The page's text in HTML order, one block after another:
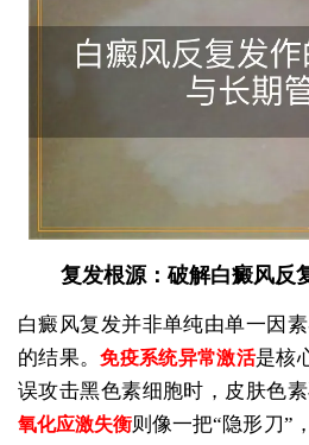
复发根源：破解白癜风反
白癜风复发并非单纯由单一因
的结果。免疫系统异常激活是核
误攻击黑色素细胞时，皮肤色
氧化应激失衡则像一把“隐形刀”